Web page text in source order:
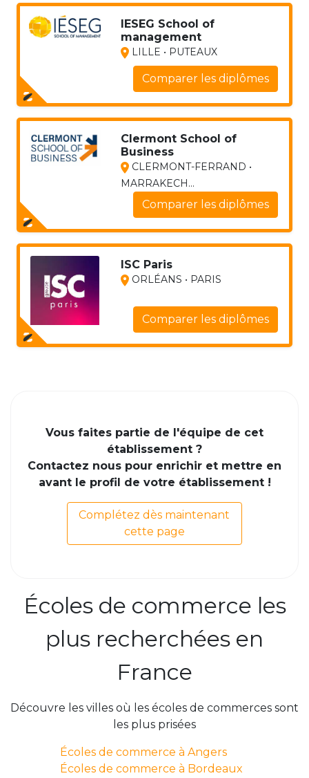
IESEG School of
management
LILLE • PUTEAUX
Comparer les diplômes
Clermont School of
Business
CLERMONT-FERRAND •
MARRAKECH...
Comparer les diplômes
ISC Paris
ORLÉANS • PARIS
Comparer les diplômes
Vous faites partie de l'équipe de cet
établissement ?
Contactez nous pour enrichir et mettre en
avant le profil de votre établissement !
Complétez dès maintenant
cette page
Écoles de commerce les
plus recherchées en
France
Découvre les villes où les écoles de commerces sont
les plus prisées
Écoles de commerce à Angers
Écoles de commerce à Bordeaux